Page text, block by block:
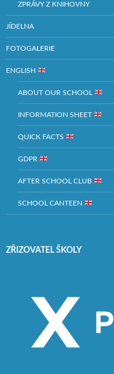
ZPRÁVY Z KNIHOVNY
JÍDELNA
FOTOGALERIE
ENGLISH
ABOUT OUR SCHOOL
INFORMATION SHEET
QUICK FACTS
GDPR
AFTER SCHOOL CLUB
SCHOOL CANTEEN
ZŘIZOVATEL ŠKOLY